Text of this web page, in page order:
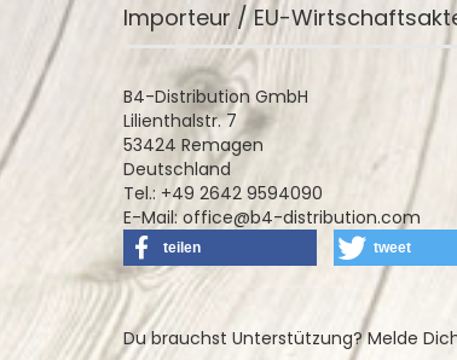
Importeur / EU-
B4-Distribution GmbH
Lilienthalstr. 7
53424 Remagen
Deutschland
Tel.: +49 2642 9594090
E-Mail: office@b4-distribution.com
teilen tweet
Du brauchst Unterstützung? Melde